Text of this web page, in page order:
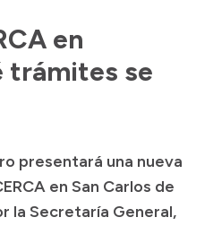
en
trámites se
presentará una nueva
en San Carlos de
la Secretaría General,